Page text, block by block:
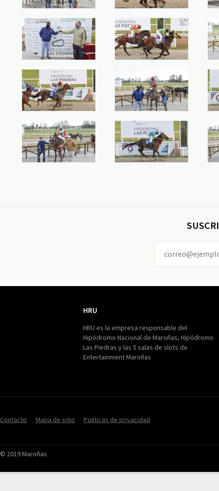
HRU
HRU es la empresa responsable del
Hipódromo Nacional de Maroñas, Hipódromo
Las Piedras y las 5 salas de slots de
Entertainment Maroñas
Contacto Mapa de sitio Políticas de privacidad
© 2019 Maroñas